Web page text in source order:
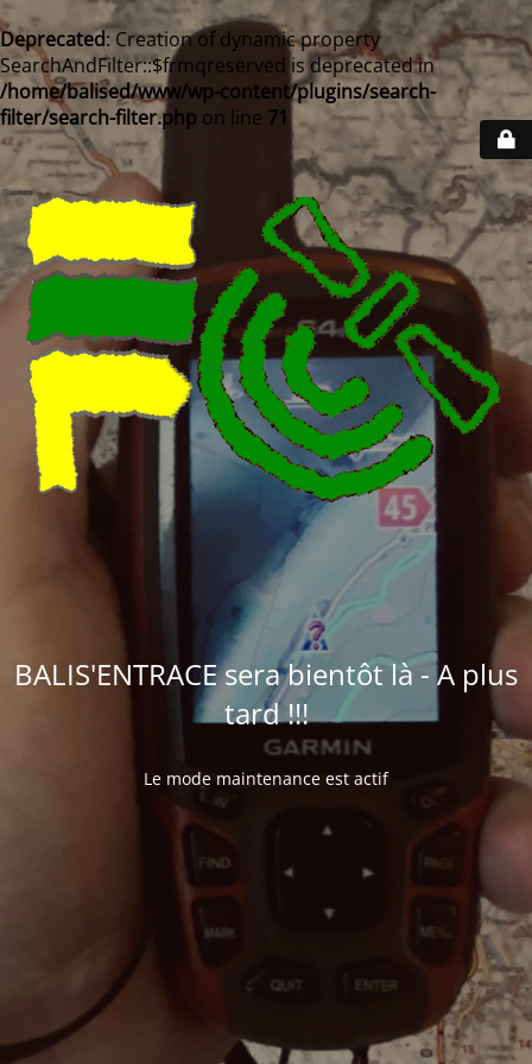
Deprecated: Creation of dynamic property
SearchAndFilter::$frmqreserved is deprecated in
/home/balised/www/wp-content/plugins/search-
filter/search-filter.php on line 71
BALIS'ENTRACE sera bientôt là - A plus
tard !!!
Le mode maintenance est actif